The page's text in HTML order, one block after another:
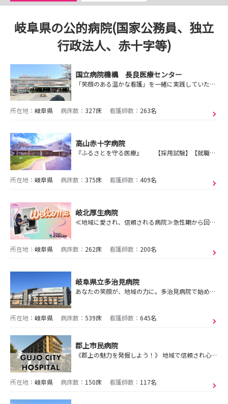
岐阜県の公的病院(国家公務員、独立
行政法人、赤十字等)
国立病院機構 長良医療センター
「笑顔のある温かな看護」を一緒に実践していただける方をお待ちしております
所在地： 岐阜県 病床数： 327床 看護師数： 263名
高山赤十字病院
『ふるさとを守る医療』 【採用試験】【就職説明会・インターンシップ】ご応募お待ちしております！
所在地： 岐阜県 病床数： 375床 看護師数： 409名
岐北厚生病院
≪地域に愛され、信頼される病院≫急性期から回復期、在宅支援まで！幅広く学べる環境で一緒に働きませんか？就業体験・見学会受付中です！
所在地： 岐阜県 病床数： 262床 看護師数： 200名
岐阜県立多治見病院
あなたの笑顔が、地域の力に。多治見病院で始める看護の一歩！
所在地： 岐阜県 病床数： 539床 看護師数： 645名
郡上市民病院
《郡上の魅力を発掘しよう！》 地域で信頼され心が癒される病院を目指しています！
所在地： 岐阜県 病床数： 150床 看護師数： 117名